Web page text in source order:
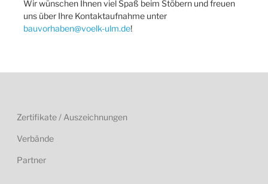
Wir wünschen Ihnen viel Spaß beim Stöbern und freuen
uns über Ihre Kontaktaufnahme unter
bauvorhaben@voelk-ulm.de!
Zertifikate / Auszeichnungen
Verbände
Partner